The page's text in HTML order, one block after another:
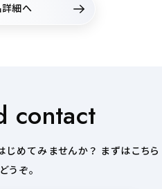
細へ
contact
めてみませんか？ まずはこちら
うぞ。